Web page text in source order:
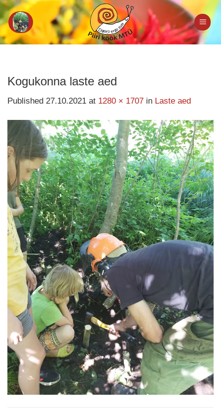
Skip
to
content
Kogukonna laste aed
Published 27.10.2021 at 1280 × 1707 in Laste aed